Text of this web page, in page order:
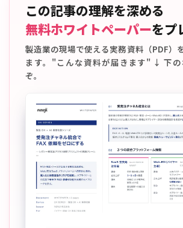
この記事の理解を深める
無料ホワイトペーパーをプ
製造業の現場で使える実務資料（PDF）
ます。"こんな資料が届きます" ↓ 下の
ぞ。